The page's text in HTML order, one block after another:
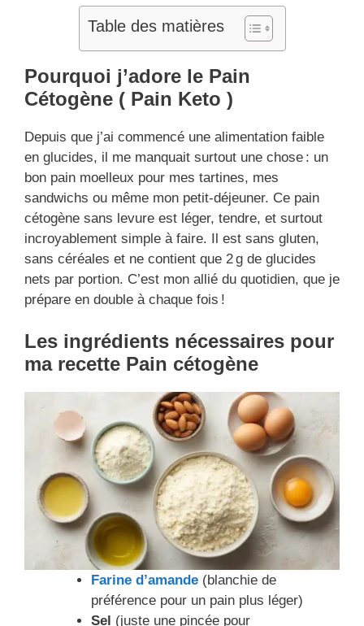
Table des matières
Pourquoi j’adore le Pain
Cétogène ( Pain Keto )
Depuis que j’ai commencé une alimentation faible
en glucides, il me manquait surtout une chose : un
bon pain moelleux pour mes tartines, mes
sandwichs ou même mon petit-déjeuner. Ce pain
cétogène sans levure est léger, tendre, et surtout
incroyablement simple à faire. Il est sans gluten,
sans céréales et ne contient que 2 g de glucides
nets par portion. C’est mon allié du quotidien, que je
prépare en double à chaque fois !
Les ingrédients nécessaires pour
ma recette Pain cétogène
Farine d’amande (blanchie de
préférence pour un pain plus léger)
Sel (juste une pincée pour